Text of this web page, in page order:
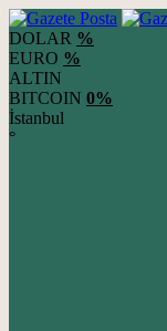
DOLAR %
EURO %
ALTIN
BITCOIN 0%
İstanbul
°